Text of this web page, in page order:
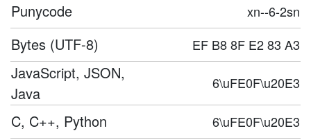
Punycode xn--6-2sn
Bytes (UTF-8) EF B8 8F E2 83 A3
JavaScript, JSON,
Java
6\uFE0F\u20E3
C, C++, Python 6\uFE0F\u20E3